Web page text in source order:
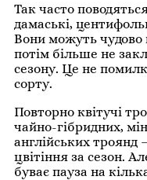
Так часто
дамаські,
Вони можуть чудово
потім більше не
сезону. Це не
сорту.
Повторно квітучі
чайно-гібридних,
англійських троянд
цвітіння за сезон.
буває пауза на